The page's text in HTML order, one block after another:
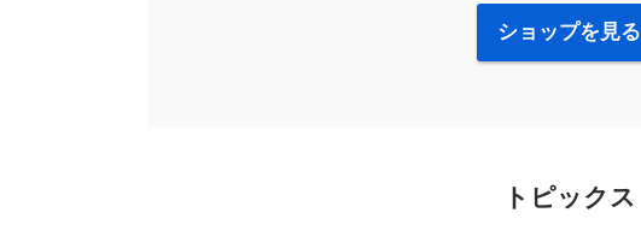
ショップを見る
トピックス